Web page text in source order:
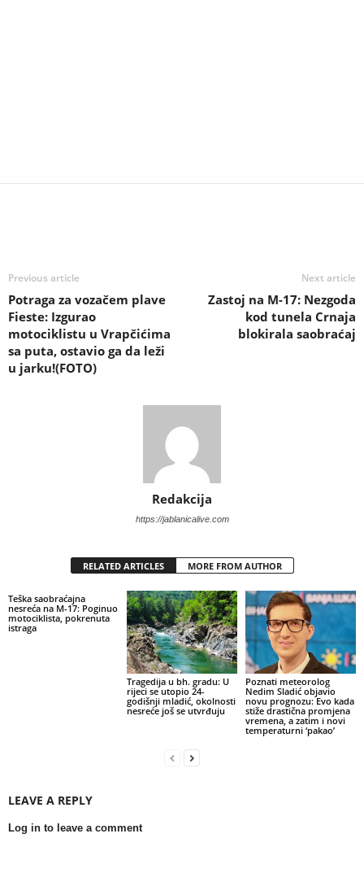
Previous article
Potraga za vozačem plave
Fieste: Izgurao
motociklistu u Vrapčićima
sa puta, ostavio ga da leži
u jarku!(FOTO)
Next article
Zastoj na M-17: Nezgoda
kod tunela Crnaja
blokirala saobraćaj
Redakcija
https://jablanicalive.com
RELATED ARTICLES MORE FROM AUTHOR
Teška saobraćajna
nesreća na M-17: Poginuo
motociklista, pokrenuta
istraga
Tragedija u bh. gradu: U
rijeci se utopio 24-
godišnji mladić, okolnosti
nesreće još se utvrđuju
Poznati meteorolog
Nedim Sladić objavio
novu prognozu: Evo kada
stiže drastična promjena
vremena, a zatim i novi
temperaturni ‘pakao’
LEAVE A REPLY
Log in to leave a comment